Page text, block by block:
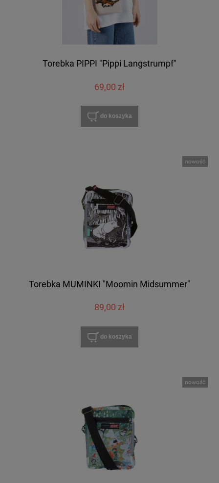
Torebka PIPPI "Pippi Langstrumpf"
69,00 zł
do koszyka
Torebka MUMINKI "Moomin Midsummer"
89,00 zł
do koszyka
nowość
nowość